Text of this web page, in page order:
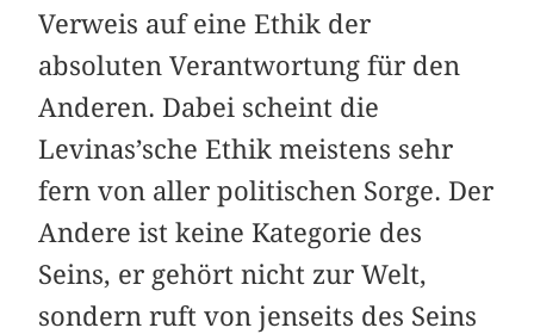
Verweis auf eine Ethik der
absoluten Verantwortung für den
Anderen. Dabei scheint die
Levinas’sche Ethik meistens sehr
fern von aller politischen Sorge. Der
Andere ist keine Kategorie des
Seins, er gehört nicht zur Welt,
sondern ruft von jenseits des Seins